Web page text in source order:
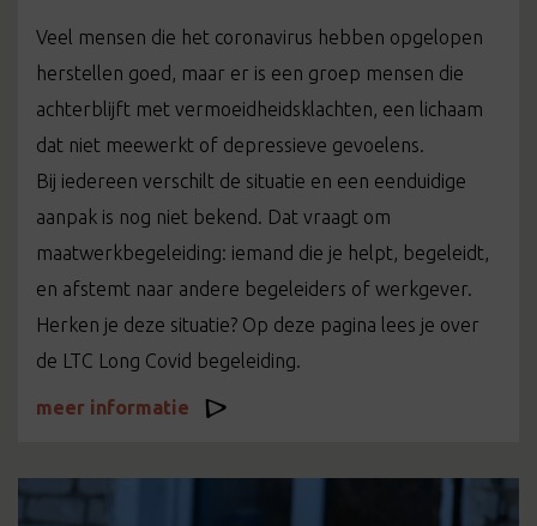
Veel mensen die het coronavirus hebben opgelopen
herstellen goed, maar er is een groep mensen die
achterblijft met vermoeidheidsklachten, een lichaam
dat niet meewerkt of depressieve gevoelens.
Bij iedereen verschilt de situatie en een eenduidige
aanpak is nog niet bekend. Dat vraagt om
maatwerkbegeleiding: iemand die je helpt, begeleidt,
en afstemt naar andere begeleiders of werkgever.
Herken je deze situatie? Op deze pagina lees je over
de LTC Long Covid begeleiding.
meer informatie